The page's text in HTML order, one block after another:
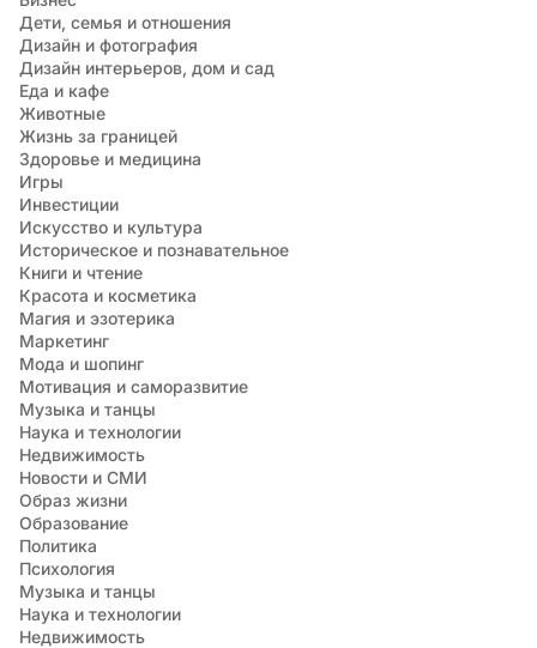
Дети, семья и отношения
Дизайн и фотография
Дизайн интерьеров, дом и сад
Еда и кафе
Животные
Жизнь за границей
Здоровье и медицина
Игры
Инвестиции
Искусство и культура
Историческое и познавательное
Книги и чтение
Красота и косметика
Магия и эзотерика
Маркетинг
Мода и шопинг
Мотивация и саморазвитие
Музыка и танцы
Наука и технологии
Недвижимость
Новости и СМИ
Образ жизни
Образование
Политика
Психология
Музыка и танцы
Наука и технологии
Недвижимость